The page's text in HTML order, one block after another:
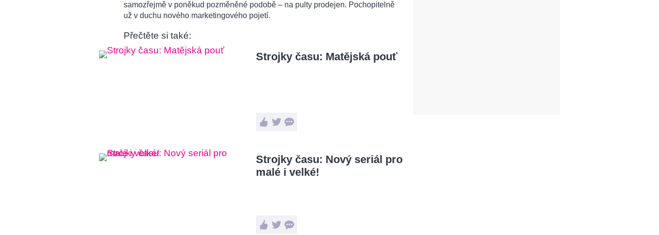
samozřejmě v poněkud pozměněné podobě – na pulty prodejen. Pochopitelně
už v duchu nového marketingového pojetí.
Přečtěte si také:
Strojky času: Matějská pouť
Strojky času: Nový seriál pro
malé i velké!